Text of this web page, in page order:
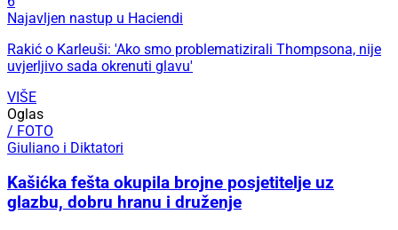
Najavljen nastup u Haciendi
Rakić o Karleuši: 'Ako smo problematizirali Thompsona, nije
uvjerljivo sada okrenuti glavu'
VIŠE
Oglas
/ FOTO
Giuliano i Diktatori
Kašićka fešta okupila brojne posjetitelje uz
glazbu, dobru hranu i druženje